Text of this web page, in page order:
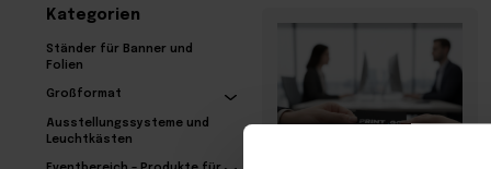
Kategorien
Ständer für Banner und
Folien
Großformat
Ausstellungssysteme und
Leuchtkästen